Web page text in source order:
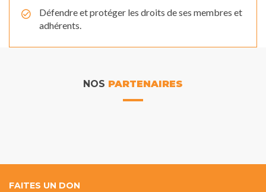
Défendre et protéger les droits de ses membres et
adhérents.
NOS PARTENAIRES
FAITES UN DON